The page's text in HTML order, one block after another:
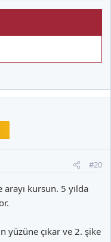
#20
kursun. 5 yılda
yüzüne çıkar ve 2. şike